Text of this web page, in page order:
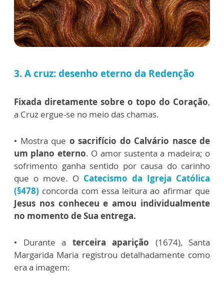
3. A cruz: desenho eterno da Redenção
Fixada diretamente sobre o topo do Coração,
a Cruz ergue-se no meio das chamas.
• Mostra que o sacrifício do Calvário nasce de
um plano eterno. O amor sustenta a madeira; o
sofrimento ganha sentido por causa do carinho
que o move. O Catecismo da Igreja Católica
(§478) concorda com essa leitura ao afirmar que
Jesus nos conheceu e amou individualmente
no momento de Sua entrega.
• Durante a terceira aparição (1674), Santa
Margarida Maria registrou detalhadamente como
era a imagem: